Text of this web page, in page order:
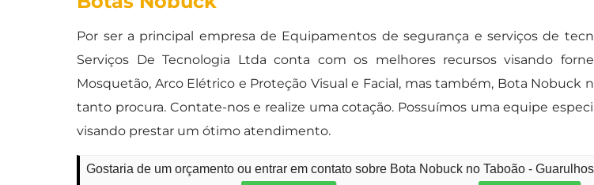
Por ser a principal empresa de Equipamentos de segurança e serviços de
Serviços De Tecnologia Ltda conta com os melhores recursos visando
Mosquetão, Arco Elétrico e Proteção Visual e Facial, mas também, Bota Nobuck
tanto procura. Contate-nos e realize uma cotação. Possuímos uma equipe
visando prestar um ótimo atendimento.
Gostaria de um orçamento ou entrar em contato sobre Bota Nobuck no Taboão -